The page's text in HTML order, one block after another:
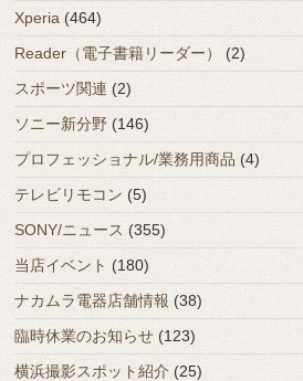
Xperia (464)
Reader（電子書籍リーダー）
(2)
スポーツ関連 (2)
ソニー新分野 (146)
プロフェッショナル/業務用商品 (4)
テレビリモコン (5)
SONY/ニュース (355)
当店イベント (180)
ナカムラ電器店舗情報 (38)
臨時休業のお知らせ (123)
横浜撮影スポット紹介 (25)